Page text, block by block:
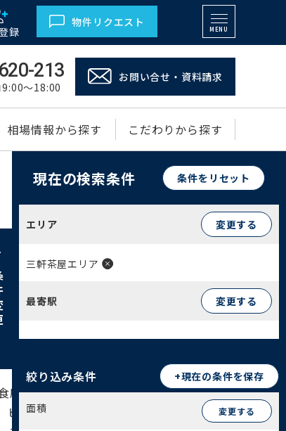
録
物件リクエスト
MENU
213
9:00～18:00
お問い合せ・資料請求
相場情報から探す こだわりから探す
現在の検索条件 条件をリセット
エリア 変更する
三軒茶屋エリア
最寄駅 変更する
絞り込み条件 +現在の条件を保存
面積 変更する
店や商店街が充実しています。渋谷からの
ビジネス視点では、飲食業、ファッショ